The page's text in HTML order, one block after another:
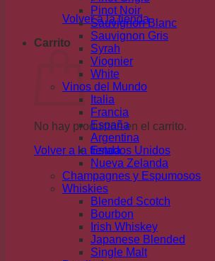
Volver a la tienda
Carrito
No hay productos en el carrito.
Volver a la tienda
Pinot Noir
Sauvignon Blanc
Sauvignon Gris
Syrah
Viognier
White
Vinos del Mundo
Italia
Francia
España
Argentina
Estados Unidos
Nueva Zelanda
Champagnes y Espumosos
Whiskies
Blended Scotch
Bourbon
Irish Whiskey
Japanese Blended
Single Malt